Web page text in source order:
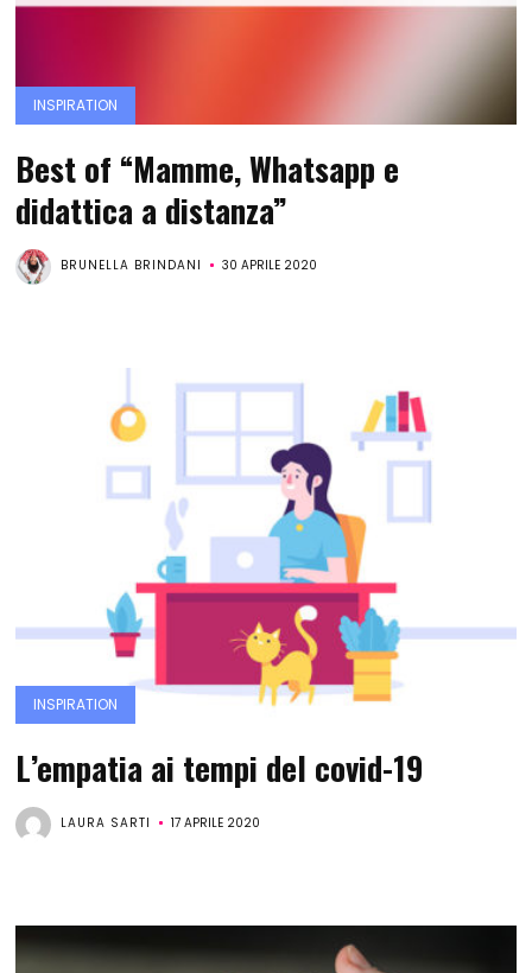
INSPIRATION
Best of “Mamme, Whatsapp e
didattica a distanza”
BRUNELLA BRINDANI 30 APRILE 2020
INSPIRATION
L’empatia ai tempi del covid-19
LAURA SARTI 17 APRILE 2020